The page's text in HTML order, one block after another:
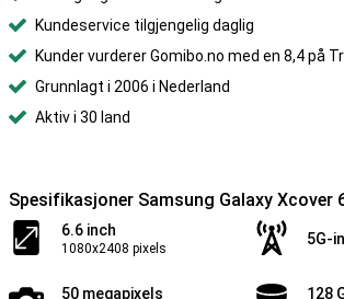
Kundeservice tilgjengelig daglig
Kunder vurderer Gomibo.no med en 8,4 på
Grunnlagt i 2006 i Nederland
Aktiv i 30 land
Spesifikasjoner Samsung Galaxy Xcover
6.6 inch
1080x2408 pixels
5G-
50 megapixels 128